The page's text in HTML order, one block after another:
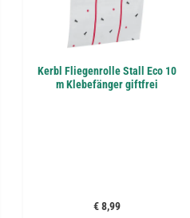
Kerbl Fliegenrolle Stall Eco 10
m Klebefänger giftfrei
Regulärer Preis:
€ 8,99